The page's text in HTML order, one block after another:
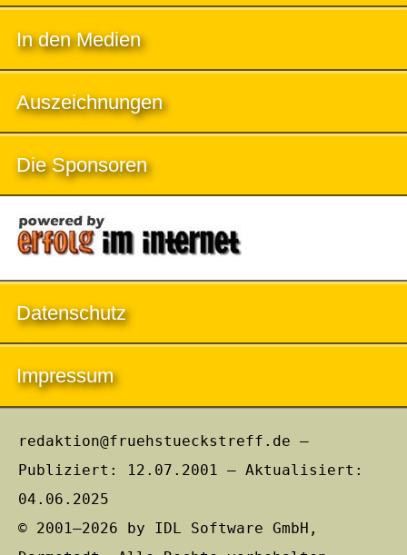
In den Medien
Auszeichnungen
Die Sponsoren
Datenschutz
Impressum
redaktion@fruehstueckstreff.de –
Publiziert: 12.07.2001 – Aktualisiert:
04.06.2025
© 2001–2026 by IDL Software GmbH,